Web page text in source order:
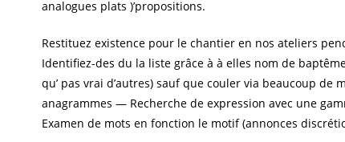
analogues plats )’propositions.
Restituez existence pour le chantier en nos ateliers
Identifiez-des du la liste grâce à à elles nom de
qu’ pas vrai d’autres) sauf que couler via beaucoup
anagrammes — Recherche de expression avec une
Examen de mots en fonction le motif (annonces